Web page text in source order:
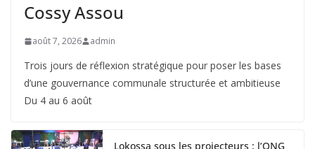
Cossy Assou
août 7, 2026 admin
Trois jours de réflexion stratégique pour poser les bases
d’une gouvernance communale structurée et ambitieuse
Du 4 au 6 août
Lokossa sous les projecteurs : l’ONG